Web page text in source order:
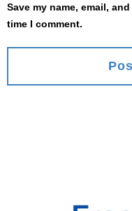
Save my name, email,
time I comment.